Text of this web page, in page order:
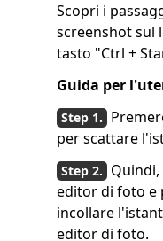
Scopri i
screenshot sul
tasto "Ctrl +
Guida per
per scattare
Quindi,
editor di foto e
incollare
editor di foto.